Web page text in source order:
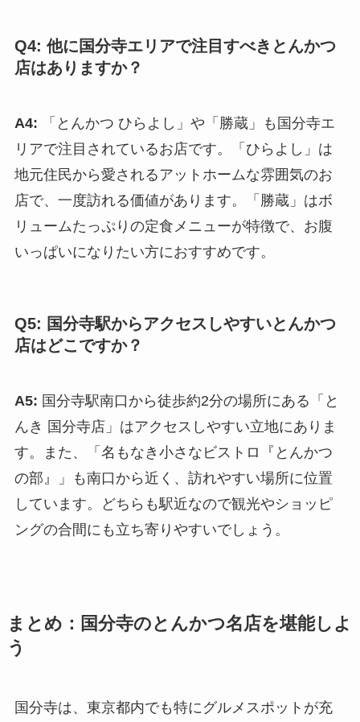
Q4: 他に国分寺エリアで注目すべきとんかつ
店はありますか？
A4: 「とんかつ ひらよし」や「勝蔵」も国分寺エ
リアで注目されているお店です。「ひらよし」は
地元住民から愛されるアットホームな雰囲気のお
店で、一度訪れる価値があります。「勝蔵」はボ
リュームたっぷりの定食メニューが特徴で、お腹
いっぱいになりたい方におすすめです。
Q5: 国分寺駅からアクセスしやすいとんかつ
店はどこですか？
A5: 国分寺駅南口から徒歩約2分の場所にある「と
んき 国分寺店」はアクセスしやすい立地にありま
す。また、「名もなき小さなビストロ『とんかつ
の部』」も南口から近く、訪れやすい場所に位置
しています。どちらも駅近なので観光やショッピ
ングの合間にも立ち寄りやすいでしょう。
まとめ：国分寺のとんかつ名店を堪能しよ
う
国分寺は、東京都内でも特にグルメスポットが充